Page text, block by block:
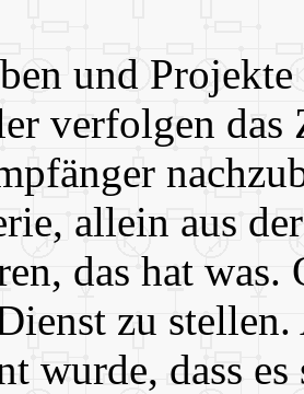
und
verfolgen das
allein aus
das hat
zu
wurde, dass